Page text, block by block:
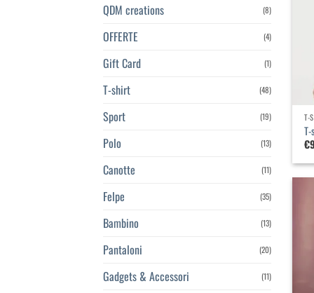
QDM creations (8)
OFFERTE (4)
Gift Card (1)
T-shirt (48)
Sport (19)
Polo (13)
Canotte (11)
Felpe (35)
Bambino (13)
Pantaloni (20)
Gadgets & Accessori (11)
T-
€